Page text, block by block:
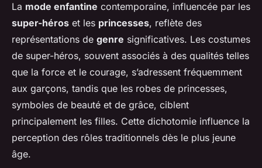
La mode enfantine contemporaine, influencée par les
super-héros et les princesses, reflète des
représentations de genre significatives. Les costumes
de super-héros, souvent associés à des qualités telles
que la force et le courage, s’adressent fréquemment
aux garçons, tandis que les robes de princesses,
symboles de beauté et de grâce, ciblent
principalement les filles. Cette dichotomie influence la
perception des rôles traditionnels dès le plus jeune
âge.